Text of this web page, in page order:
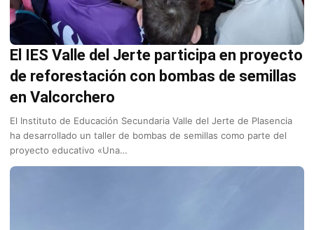
El IES Valle del Jerte participa en proyecto
de reforestación con bombas de semillas
en Valcorchero
El Instituto de Educación Secundaria Valle del Jerte de Plasencia
ha desarrollado un taller de bombas de semillas como parte del
proyecto educativo «Una…